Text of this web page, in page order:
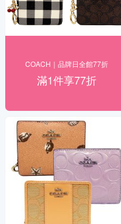
COACH｜品牌日全館77折
滿1件享77折